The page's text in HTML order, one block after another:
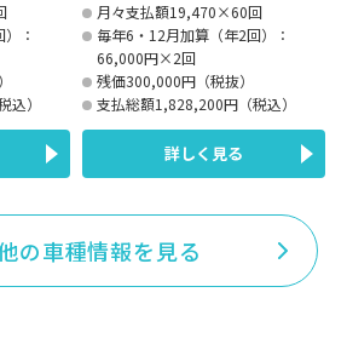
：
）
月々支払額19,470×60回
毎年6・12月加算（年2回）：
66,000円×2回
残価300,000円（税抜）
支払総額1,828,200円（税込）
詳しく見る
の車種情報を見る